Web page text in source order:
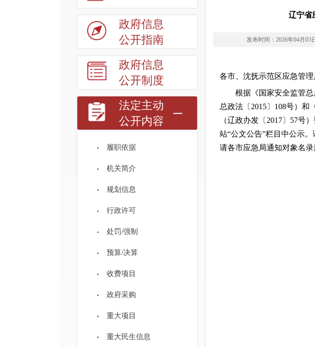
政府信息
公开指南
政府信息
公开制度
法定主动
公开内容
履职依据
机关简介
规划信息
行政许可
处罚/强制
预算/决算
收费项目
政府采购
重大项目
重大民生信息
辽宁省
发布时间：2026年04月03日
各市、沈抚示范区应急管
根据《国家安全监管总
总政法〔2015〕108号）和
（辽政办发〔2017〕57号
站“公文公告”栏目中公示
请各市应急局通知对象名
辽宁
2026